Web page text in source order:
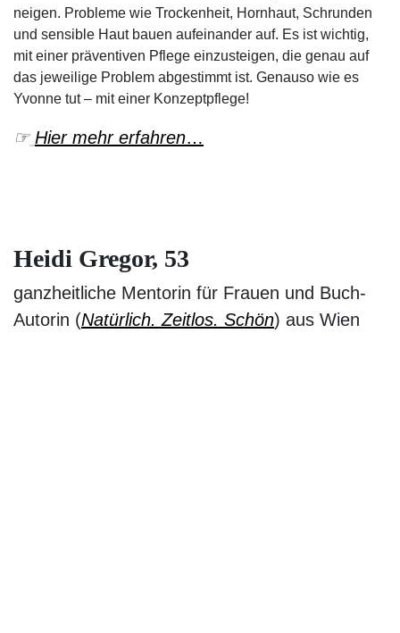
neigen. Probleme wie Trockenheit, Hornhaut, Schrunden
und sensible Haut bauen aufeinander auf. Es ist wichtig,
mit einer präventiven Pflege einzusteigen, die genau auf
das jeweilige Problem abgestimmt ist. Genauso wie es
Yvonne tut – mit einer Konzeptpflege!
☞ Hier mehr erfahren…
Heidi Gregor, 53
ganzheitliche Mentorin für Frauen und Buch-
Autorin (Natürlich. Zeitlos. Schön) aus Wien